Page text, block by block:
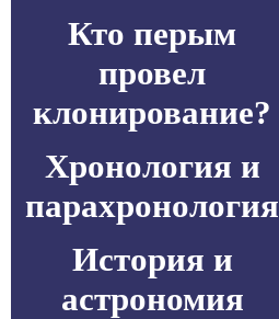
Кто перым
провел
клонирование?
Хронология и
парахронология
История и
астрономия